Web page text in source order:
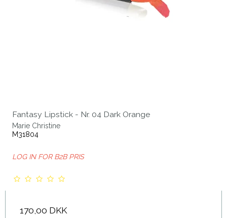
Fantasy Lipstick - Nr. 04 Dark Orange
Marie Christine
M31804
LOG IN FOR B2B PRIS
170,00 DKK